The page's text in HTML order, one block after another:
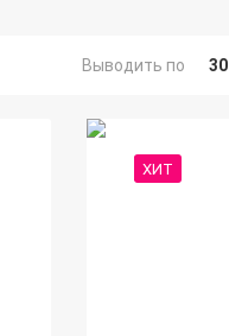
Выводить по 30
ХИТ